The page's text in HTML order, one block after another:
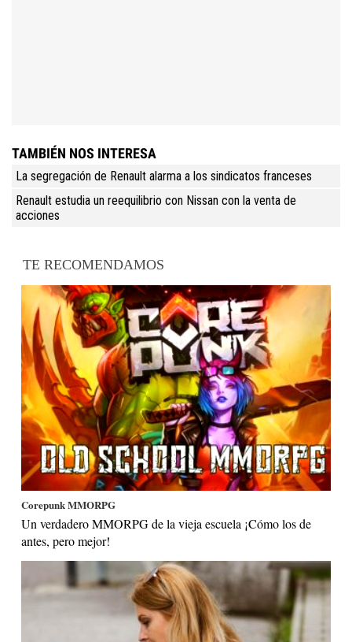
TAMBIÉN NOS INTERESA
La segregación de Renault alarma a los sindicatos franceses
Renault estudia un reequilibrio con Nissan con la venta de
acciones
TE RECOMENDAMOS
Corepunk MMORPG
Un verdadero MMORPG de la vieja escuela ¡Cómo los de
antes, pero mejor!